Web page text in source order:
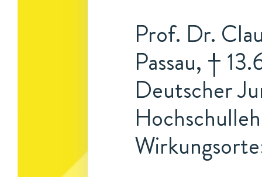
Prof. Dr.
Passau, †
Deutscher